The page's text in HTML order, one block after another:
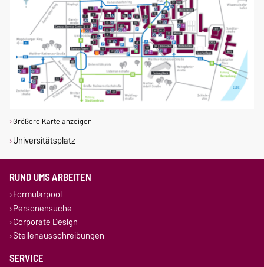
Größere Karte anzeigen
Universitätsplatz
RUND UMS ARBEITEN
Formularpool
Personensuche
Corporate Design
Stellenausschreibungen
SERVICE